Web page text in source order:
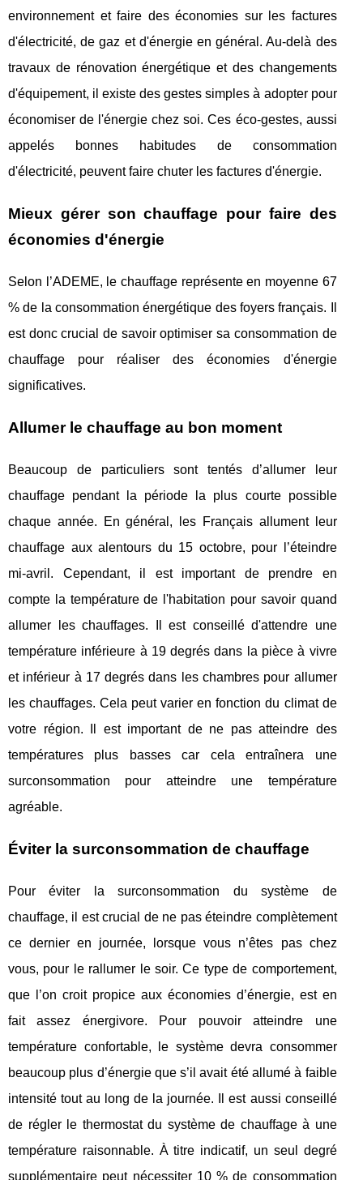
environnement et faire des économies sur les factures
d'électricité, de gaz et d'énergie en général. Au-delà des
travaux de rénovation énergétique et des changements
d'équipement, il existe des gestes simples à adopter pour
économiser de l'énergie chez soi. Ces éco-gestes, aussi
appelés bonnes habitudes de consommation
d'électricité, peuvent faire chuter les factures d'énergie.
Mieux gérer son chauffage pour faire des
économies d'énergie
Selon l’ADEME, le chauffage représente en moyenne 67
% de la consommation énergétique des foyers français. Il
est donc crucial de savoir optimiser sa consommation de
chauffage pour réaliser des économies d'énergie
significatives.
Allumer le chauffage au bon moment
Beaucoup de particuliers sont tentés d’allumer leur
chauffage pendant la période la plus courte possible
chaque année. En général, les Français allument leur
chauffage aux alentours du 15 octobre, pour l’éteindre
mi-avril. Cependant, il est important de prendre en
compte la température de l'habitation pour savoir quand
allumer les chauffages. Il est conseillé d'attendre une
température inférieure à 19 degrés dans la pièce à vivre
et inférieur à 17 degrés dans les chambres pour allumer
les chauffages. Cela peut varier en fonction du climat de
votre région. Il est important de ne pas atteindre des
températures plus basses car cela entraînera une
surconsommation pour atteindre une température
agréable.
Éviter la surconsommation de chauffage
Pour éviter la surconsommation du système de
chauffage, il est crucial de ne pas éteindre complètement
ce dernier en journée, lorsque vous n’êtes pas chez
vous, pour le rallumer le soir. Ce type de comportement,
que l’on croit propice aux économies d’énergie, est en
fait assez énergivore. Pour pouvoir atteindre une
température confortable, le système devra consommer
beaucoup plus d’énergie que s’il avait été allumé à faible
intensité tout au long de la journée. Il est aussi conseillé
de régler le thermostat du système de chauffage à une
température raisonnable. À titre indicatif, un seul degré
supplémentaire peut nécessiter 10 % de consommation